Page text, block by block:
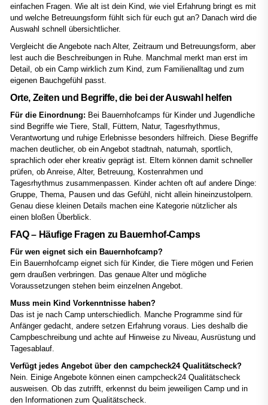
einfachen Fragen. Wie alt ist dein Kind, wie viel Erfahrung bringt es mit
und welche Betreuungsform fühlt sich für euch gut an? Danach wird die
Auswahl schnell übersichtlicher.
Vergleicht die Angebote nach Alter, Zeitraum und Betreuungsform, aber
lest auch die Beschreibungen in Ruhe. Manchmal merkt man erst im
Detail, ob ein Camp wirklich zum Kind, zum Familienalltag und zum
eigenen Bauchgefühl passt.
Orte, Zeiten und Begriffe, die bei der Auswahl helfen
Für die Einordnung: Bei Bauernhofcamps für Kinder und Jugendliche
sind Begriffe wie Tiere, Stall, Füttern, Natur, Tagesrhythmus,
Verantwortung und ruhige Erlebnisse besonders hilfreich. Diese Begriffe
machen deutlicher, ob ein Angebot stadtnah, naturnah, sportlich,
sprachlich oder eher kreativ geprägt ist. Eltern können damit schneller
prüfen, ob Anreise, Alter, Betreuung, Kostenrahmen und
Tagesrhythmus zusammenpassen. Kinder achten oft auf andere Dinge:
Gruppe, Thema, Pausen und das Gefühl, nicht allein hineinzustolpern.
Genau diese kleinen Details machen eine Kategorie nützlicher als
einen bloßen Überblick.
FAQ – Häufige Fragen zu Bauernhof-Camps
Für wen eignet sich ein Bauernhofcamp?
Ein Bauernhofcamp eignet sich für Kinder, die Tiere mögen und Ferien
gern draußen verbringen. Das genaue Alter und mögliche
Voraussetzungen stehen beim einzelnen Angebot.
Muss mein Kind Vorkenntnisse haben?
Das ist je nach Camp unterschiedlich. Manche Programme sind für
Anfänger gedacht, andere setzen Erfahrung voraus. Lies deshalb die
Campbeschreibung und achte auf Hinweise zu Niveau, Ausrüstung und
Tagesablauf.
Verfügt jedes Angebot über den campcheck24 Qualitätscheck?
Nein. Einige Angebote können einen campcheck24 Qualitätscheck
ausweisen. Ob das zutrifft, erkennst du beim jeweiligen Camp und in
den Informationen zum Qualitätscheck.